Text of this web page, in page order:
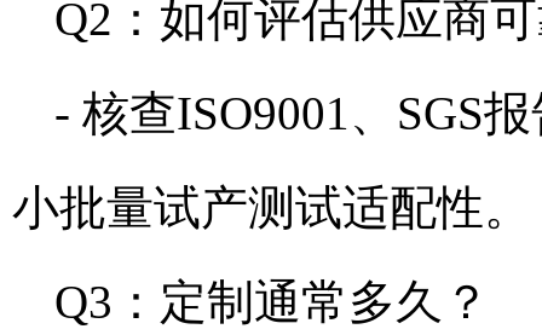
Q2：如何评估供应商
- 核查ISO9001、SGS
小批量试产测试适配性。
Q3：定制通常多久？